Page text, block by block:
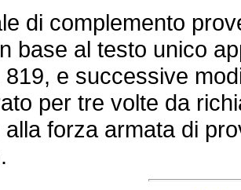
di complemento
base al testo unico
819, e successive
per tre volte da
forza armata di